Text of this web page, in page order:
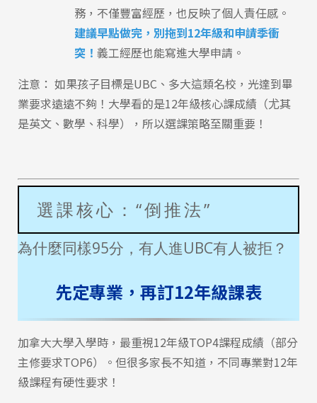
務，不僅豐富經歷，也反映了個人責任感。
建議早點做完，別拖到12年級和申請季衝
突！ 義工經歷也能寫進大學申請。
注意： 如果孩子目標是UBC、多大這類名校，光達到畢
業要求遠遠不夠！大學看的是12年級核心課成績（尤其
是英文、數學、科學），所以選課策略至關重要！
選課核心：“倒推法”
為什麼同樣95分，有人進UBC有人被拒？
先定專業，再訂12年級課表
加拿大大學入學時，最重視12年級TOP4課程成績（部分
主修要求TOP6）。但很多家長不知道，不同專業對12年
級課程有硬性要求！